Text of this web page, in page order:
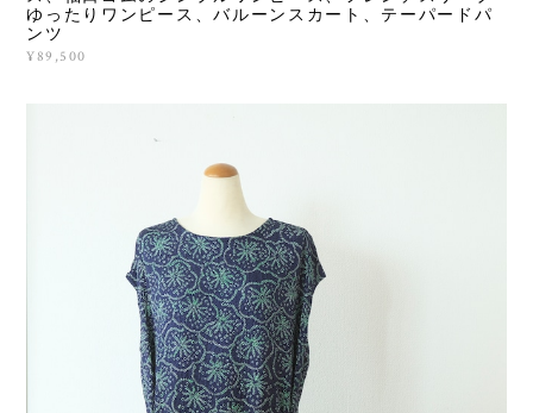
ゆったりワンピース、バルーンスカート、テーパードパ
ンツ
¥89,500